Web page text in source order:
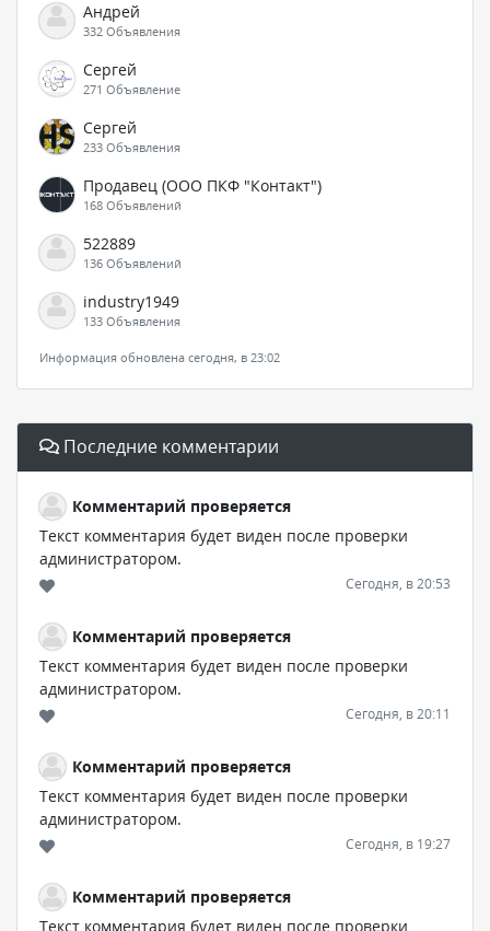
Андрей
332 Объявления
Сергей
271 Объявление
Сергей
233 Объявления
Продавец (ООО ПКФ "Контакт")
168 Объявлений
522889
136 Объявлений
industry1949
133 Объявления
Информация обновлена сегодня, в 23:02
Последние комментарии
Комментарий проверяется
Текст комментария будет виден после проверки
администратором.
Сегодня, в 20:53
Комментарий проверяется
Текст комментария будет виден после проверки
администратором.
Сегодня, в 20:11
Комментарий проверяется
Текст комментария будет виден после проверки
администратором.
Сегодня, в 19:27
Комментарий проверяется
Текст комментария будет виден после проверки